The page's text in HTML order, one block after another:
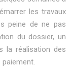
les travaux
peine de ne pas
du dossier, un
la réalisation des